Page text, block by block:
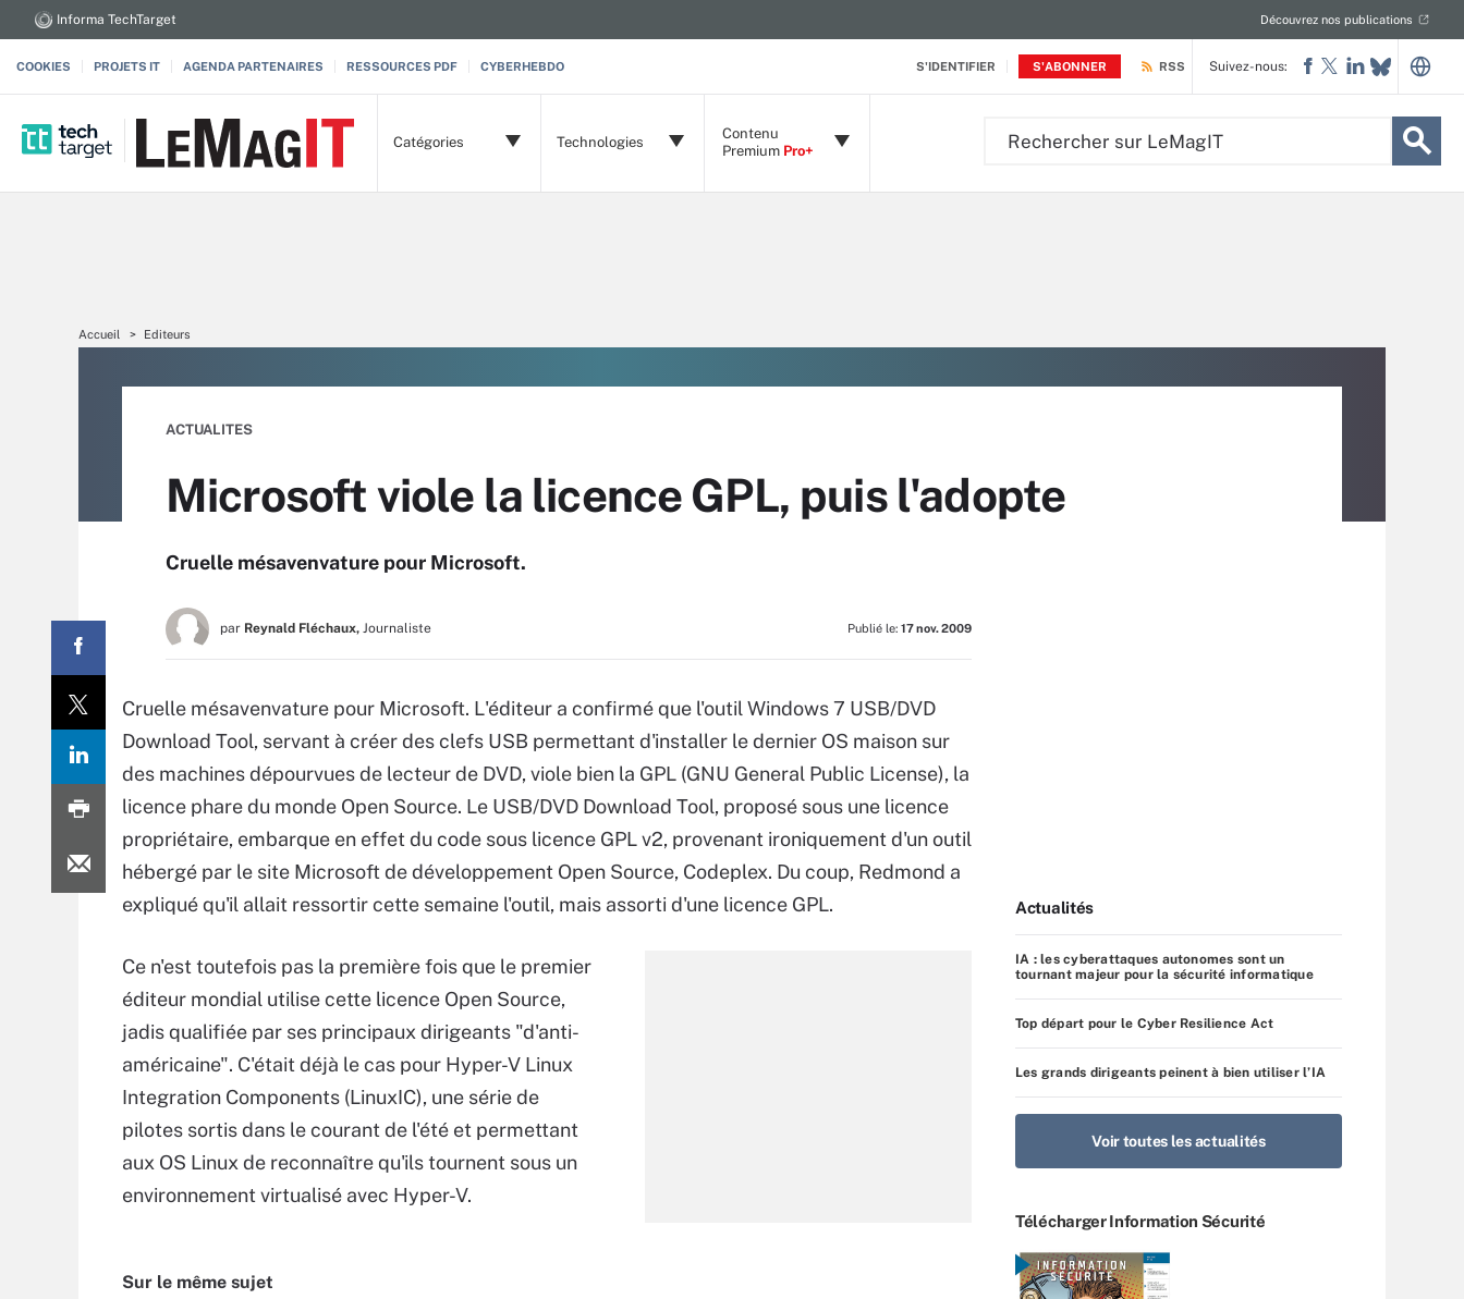
S'IDENTIFIER S'ABONNER
Informa TechTarget Découvrez nos publications
COOKIES PROJETS IT AGENDA PARTENAIRES RESSOURCES PDF CYBERHEBDO RSS
Catégories Technologies
Contenu
Premium Pro+
Suivez-nous:
Accueil Editeurs
ACTUALITES
Microsoft viole la licence GPL, puis l'adopte
Cruelle mésavenvature pour Microsoft.
par Reynald Fléchaux, Journaliste Publié le: 17 nov. 2009
Cruelle mésavenvature pour Microsoft. L'éditeur a confirmé que l'outil Windows 7 USB/DVD
Download Tool, servant à créer des clefs USB permettant d'installer le dernier OS maison sur
des machines dépourvues de lecteur de DVD, viole bien la GPL (GNU General Public License), la
licence phare du monde Open Source. Le USB/DVD Download Tool, proposé sous une licence
propriétaire, embarque en effet du code sous licence GPL v2, provenant ironiquement d'un outil
hébergé par le site Microsoft de développement Open Source, Codeplex. Du coup, Redmond a
expliqué qu'il allait ressortir cette semaine l'outil, mais assorti d'une licence GPL.
Ce n'est toutefois pas la première fois que le premier
éditeur mondial utilise cette licence Open Source,
jadis qualifiée par ses principaux dirigeants "d'anti-
américaine". C'était déjà le cas pour Hyper-V Linux
Integration Components (LinuxIC), une série de
pilotes sortis dans le courant de l'été et permettant
aux OS Linux de reconnaître qu'ils tournent sous un
environnement virtualisé avec Hyper-V.
Sur le même sujet
Actualités
IA : les cyberattaques autonomes sont un
tournant majeur pour la sécurité informatique
Top départ pour le Cyber Resilience Act
Les grands dirigeants peinent à bien utiliser l’IA
Voir toutes les actualités
Télécharger Information Sécurité